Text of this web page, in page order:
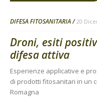
DIFESA FITOSANITARIA 20
Droni, esiti
difesa attiva
Esperienze applicative e
di prodotti fitosanitari in un
Romagna